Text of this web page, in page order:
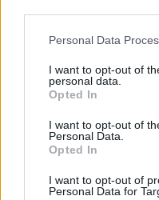
Personal Data
I want to opt-out of
personal data.
Opted In
I want to opt-out of
Personal Data.
Opted In
I want to opt-out of
Personal Data for
Vaizdai iš tragiškos
vaiko gyvybių išgelbėti
32 laipsnių šilumos